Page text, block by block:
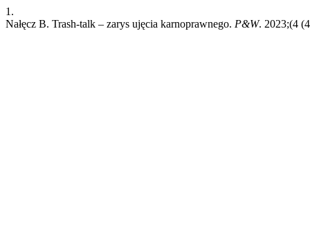
1.
Nałęcz B. Trash-talk – zarys ujęcia karnoprawnego. P&W. 2023;(4